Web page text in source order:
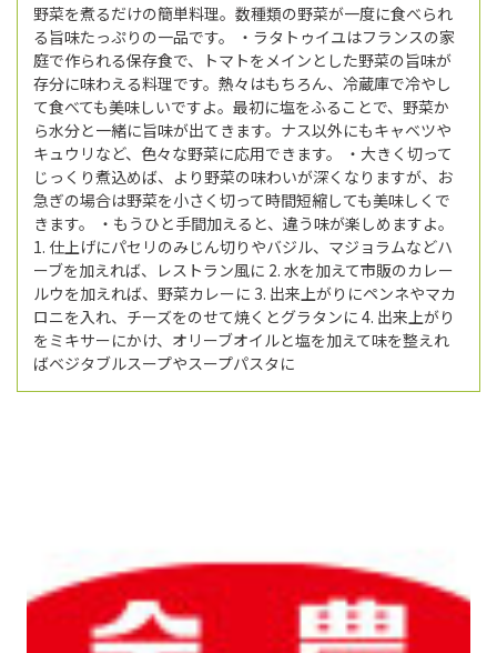
野菜を煮るだけの簡単料理。数種類の野菜が一度に食べられ
る旨味たっぷりの一品です。 ・ラタトゥイユはフランスの家
庭で作られる保存食で、トマトをメインとした野菜の旨味が
存分に味わえる料理です。熱々はもちろん、冷蔵庫で冷やし
て食べても美味しいですよ。最初に塩をふることで、野菜か
ら水分と一緒に旨味が出てきます。ナス以外にもキャベツや
キュウリなど、色々な野菜に応用できます。 ・大きく切って
じっくり煮込めば、より野菜の味わいが深くなりますが、お
急ぎの場合は野菜を小さく切って時間短縮しても美味しくで
きます。 ・もうひと手間加えると、違う味が楽しめますよ。
1. 仕上げにパセリのみじん切りやバジル、マジョラムなどハ
ーブを加えれば、レストラン風に 2. 水を加えて市販のカレー
ルウを加えれば、野菜カレーに 3. 出来上がりにペンネやマカ
ロニを入れ、チーズをのせて焼くとグラタンに 4. 出来上がり
をミキサーにかけ、オリーブオイルと塩を加えて味を整えれ
ばベジタブルスープやスープパスタに